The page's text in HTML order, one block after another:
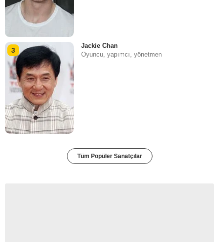
3
Jackie Chan
Oyuncu, yapımcı, yönetmen
Tüm Popüler Sanatçılar